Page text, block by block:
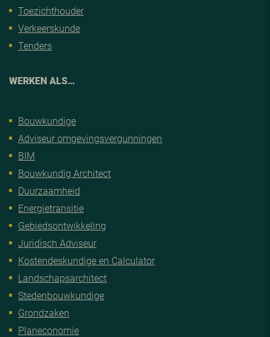
Toezichthouder
Verkeerskunde
Tenders
WERKEN ALS…
Bouwkundige
Adviseur omgevingsvergunningen
BIM
Bouwkundig Architect
Duurzaamheid
Energietransitie
Gebiedsontwikkeling
Juridisch Adviseur
Kostendeskundige en Calculator
Landschapsarchitect
Stedenbouwkundige
Grondzaken
Planeconomie